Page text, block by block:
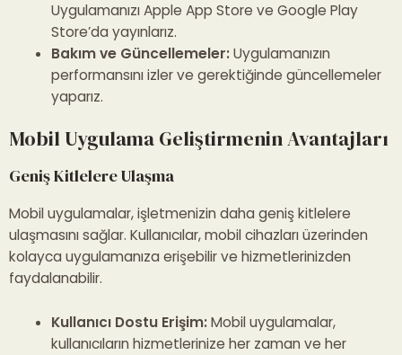
Uygulamanızı Apple App Store ve Google Play
Store’da yayınlarız.
Bakım ve Güncellemeler:Uygulamanızın
performansını izler ve gerektiğinde güncellemeler
yaparız.
Mobil Uygulama Geliştirmenin Avantajları
Geniş Kitlelere Ulaşma
Mobil uygulamalar, işletmenizin daha geniş kitlelere
ulaşmasını sağlar. Kullanıcılar, mobil cihazları üzerinden
kolayca uygulamanıza erişebilir ve hizmetlerinizden
faydalanabilir.
Kullanıcı Dostu Erişim:Mobil uygulamalar,
kullanıcıların hizmetlerinize her zaman ve her